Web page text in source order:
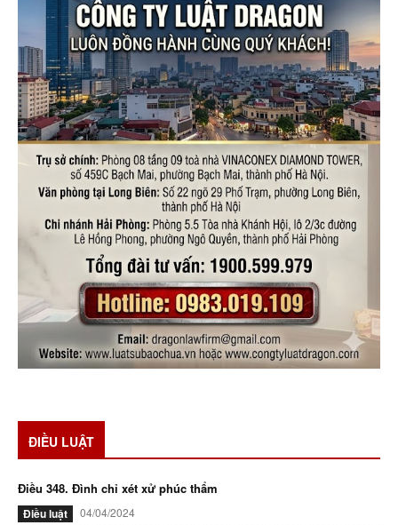
ĐIỀU LUẬT
Điều 348. Đình chỉ xét xử phúc thẩm
Điều luật 04/04/2024